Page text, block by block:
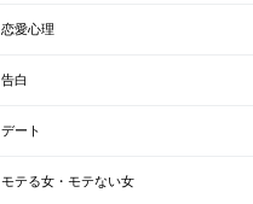
恋愛心理
告白
デート
モテる女・モテない女